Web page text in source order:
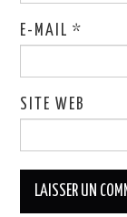
E-MAIL*
SITE WEB